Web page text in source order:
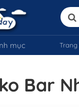
mục Trang
Bar